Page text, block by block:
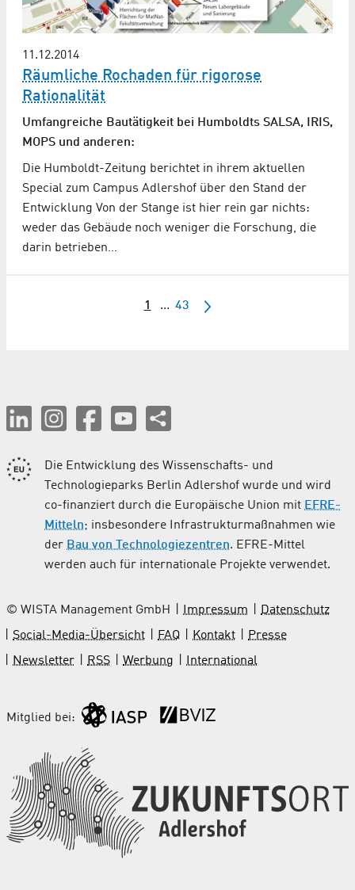
11.12.2014
Räumliche Rochaden für rigorose
Rationalität
Umfangreiche Bautätigkeit bei Humboldts SALSA, IRIS,
MOPS und anderen:
Die Humboldt-Zeitung berichtet in ihrem aktuellen
Special zum Campus Adlershof über den Stand der
Entwicklung Von der Stange ist hier rein gar nichts:
weder das Gebäude noch weniger die Forschung, die
darin betrieben…
1 ... 43
Die Entwicklung des Wissenschafts- und
Technologieparks Berlin Adlershof wurde und wird
co-finanziert durch die Europäische Union mit EFRE-
Mitteln; insbesondere Infrastrukturmaßnahmen wie
der Bau von Technologiezentren. EFRE-Mittel
werden auch für internationale Projekte verwendet.
© WISTA Management GmbH Impressum
Datenschutz
Social-Media-Übersicht
FAQ Kontakt
Presse
Newsletter
RSS Werbung International
Mitglied bei: